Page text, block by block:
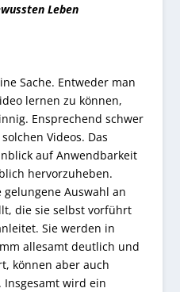
Leben
Sache. Entweder man
lernen zu können,
Ensprechend schwer
Videos. Das
auf Anwendbarkeit
hervorzuheben.
Auswahl an
die sie selbst vorführt
Sie werden in
allesamt deutlich und
können aber auch
wird ein